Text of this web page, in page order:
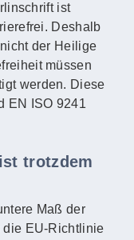
ist
Deshalb
der Heilige
müssen
werden. Diese
EN ISO 9241
trotzdem
Maß der
die EU-Richtlinie